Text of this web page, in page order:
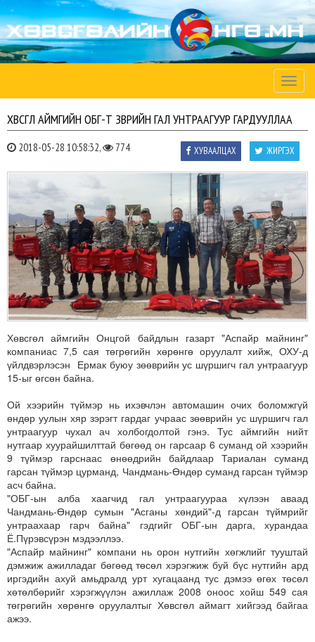
Toggle
ХӨВСГӨЛ АЙМГИЙН ОБГ-Т ЗӨӨВРИЙН ГАЛ УНТРААГУУР ГАРДУУЛЛАА
2018-05-28 10:58:32, 774 ЖИРГЭХ
ХУВААЛЦАХ
Хөвсгөл аймгийн Онцгой байдлын газарт "Аспайр майнинг"
компаниас 7,5 сая төгрөгийн хөрөнгө оруулалт хийж, ОХУ-д
үйлдвэрлэсэн Ермак буюу зөөврийн ус шүршигч гал унтраагуур
15-ыг өгсөн байна.
Ой хээрийн түймэр нь ихэвчлэн автомашин очих боломжгүй
өндөр уулын хяр зэрэгт гардаг учраас зөөврийн ус шүршигч гал
унтраагуур чухал ач холбогдолтой гэнэ. Тус аймгийн нийт
нутгаар хуурайшилттай бөгөөд он гарсаар 6 суманд ой хээрийн
9 түймэр гарснаас өнөөдрийн байдлаар Тариалан суманд
гарсан түймэр цурманд, Чандмань-Өндөр суманд гарсан түймэр
асч байна.
"ОБГ-ын алба хаагчид гал унтраагуураа хүлээн аваад
Чандмань-Өндөр сумын "Асганы хөндий"-д гарсан түймрийг
унтраахаар гарч байна" гэдгийг ОБГ-ын дарга, хурандаа
Ё.Пүрэвсүрэн мэдээллээ.
"Аспайр майнинг" компани нь орон нутгийн хөгжлийг тууштай
дэмжиж ажилладаг бөгөөд төсөл хэрэгжиж буй бүс нутгийн ард
иргэдийн ахуй амьдралд урт хугацаанд тус дэмээ өгөх төсөл
хөтөлбөрийг хэрэгжүүлэн ажиллаж 2008 оноос хойш 549 сая
төгрөгийн хөрөнгө оруулалтыг Хөвсгөл аймагт хийгээд байгаа
ажээ.